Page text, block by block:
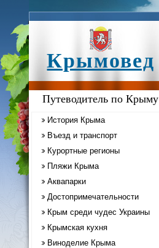
Крымовед
Путеводитель по Крыму
История Крыма
Въезд и транспорт
Курортные регионы
Пляжи Крыма
Аквапарки
Достопримечательности
Крым среди чудес Украины
Крымская кухня
Виноделие Крыма